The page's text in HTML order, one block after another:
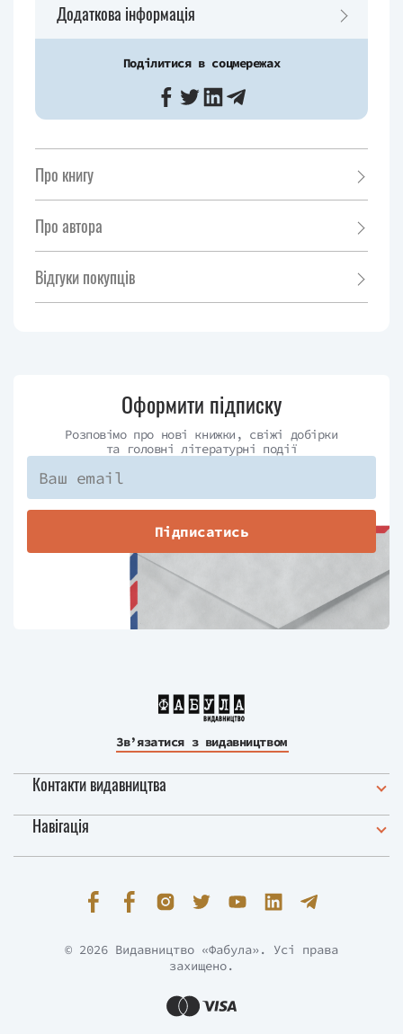
Додаткова інформація
Поділитися в соцмережах
Про книгу
Про автора
Відгуки покупців
Оформити підписку
Розповімо про нові книжки, свіжі добірки
та головні літературні події
Підписатись
Зв’язатися з видавництвом
Контакти видавництва
Навігація
© 2026 Видавництво «Фабула». Усі права
захищено.